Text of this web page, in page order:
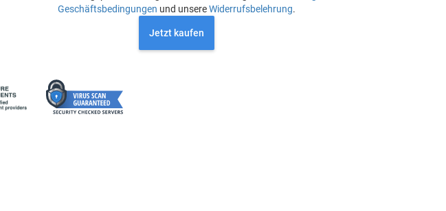
Geschäftsbedingungen und unsereWiderrufsbelehrung.
Jetzt kaufen